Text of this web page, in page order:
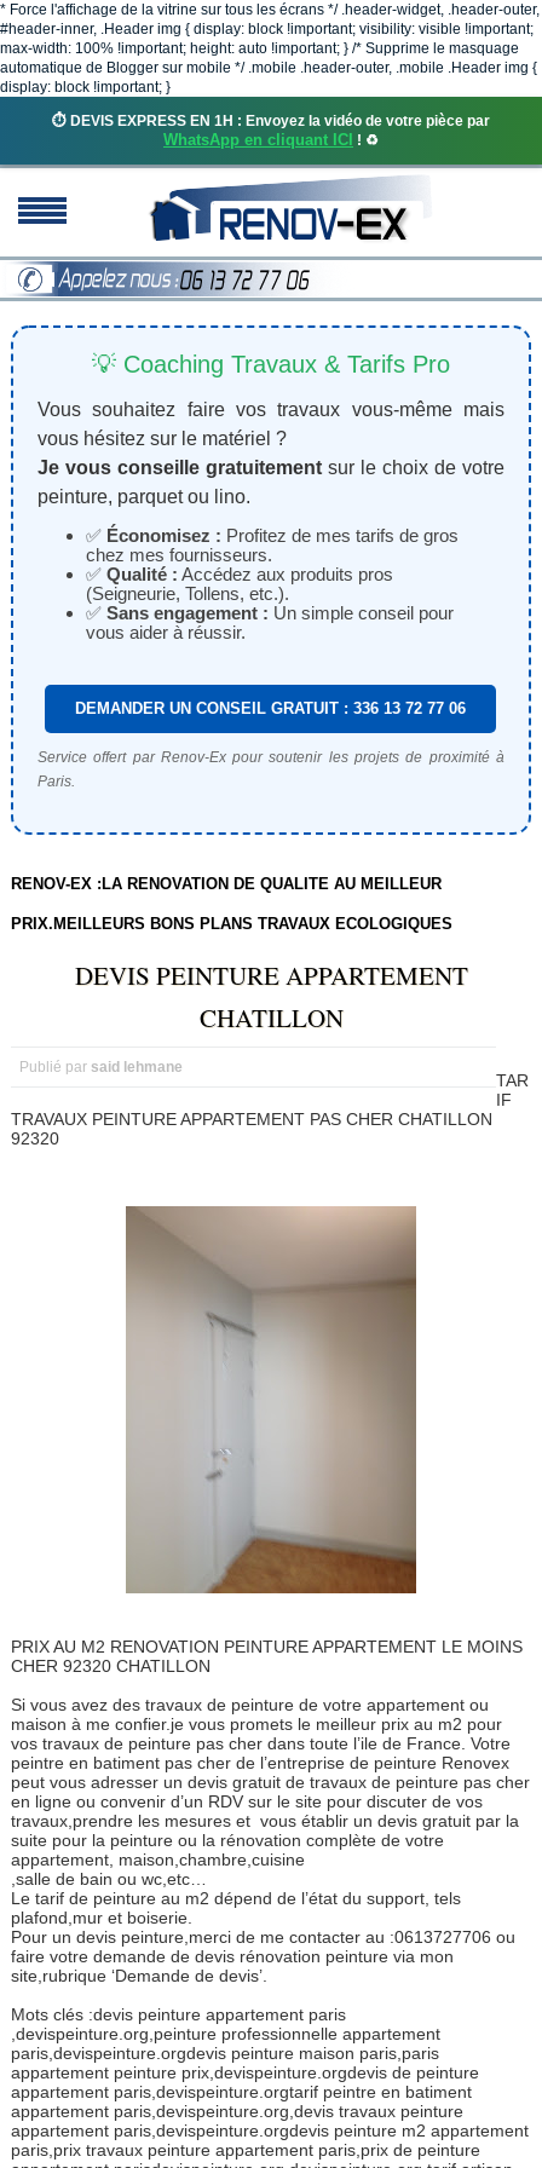
* Force l'affichage de la vitrine sur tous les écrans */ .header-widget, .header-outer,
#header-inner, .Header img { display: block !important; visibility: visible !important;
max-width: 100% !important; height: auto !important; } /* Supprime le masquage
automatique de Blogger sur mobile */ .mobile .header-outer, .mobile .Header img {
display: block !important; }
⏱️ DEVIS EXPRESS EN 1H : Envoyez la vidéo de votre pièce par
WhatsApp en cliquant ICI ! ♻️
💡 Coaching Travaux & Tarifs Pro
Vous souhaitez faire vos travaux vous-même mais
vous hésitez sur le matériel ?
Je vous conseille gratuitementsur le choix de votre
peinture, parquet ou lino.
✅ Économisez : Profitez de mes tarifs de gros
chez mes fournisseurs.
✅ Qualité : Accédez aux produits pros
(Seigneurie, Tollens, etc.).
✅ Sans engagement : Un simple conseil pour
vous aider à réussir.
DEMANDER UN CONSEIL GRATUIT : 336 13 72 77 06
Service offert par Renov-Ex pour soutenir les projets de proximité à
Paris.
RENOV-EX :LA RENOVATION DE QUALITE AU MEILLEUR
PRIX.MEILLEURS BONS PLANS TRAVAUX ECOLOGIQUES
DEVIS PEINTURE APPARTEMENT
CHATILLON
Publié par said lehmane
TAR
IF
TRAVAUX PEINTURE APPARTEMENT PAS CHER CHATILLON
92320
PRIX AU M2 RENOVATION PEINTURE APPARTEMENT LE MOINS
CHER 92320 CHATILLON
Si vous avez des travaux de peinture de votre appartement ou
maison à me confier.je vous promets le meilleur prix au m2 pour
vos travaux de peinture pas cher dans toute l’ile de France. Votre
peintre en batiment pas cher de l’entreprise de peinture Renovex
peut vous adresser un devis gratuit de travaux de peinture pas cher
en ligne ou convenir d’un RDV sur le site pour discuter de vos
travaux,prendre les mesures et vous établir un devis gratuit par la
suite pour la peinture ou la rénovation complète de votre
appartement, maison,chambre,cuisine
,salle de bain ou wc,etc…
Le tarif de peinture au m2 dépend de l’état du support, tels
plafond,mur et boiserie.
Pour un devis peinture,merci de me contacter au :0613727706 ou
faire votre demande de devis rénovation peinture via mon
site,rubrique ‘Demande de devis’.
Mots clés :devis peinture appartement paris
,devispeinture.org,peinture professionnelle appartement
paris,devispeinture.orgdevis peinture maison paris,paris
appartement peinture prix,devispeinture.orgdevis de peinture
appartement paris,devispeinture.orgtarif peintre en batiment
appartement paris,devispeinture.org,devis travaux peinture
appartement paris,devispeinture.orgdevis peinture m2 appartement
paris,prix travaux peinture appartement paris,prix de peinture